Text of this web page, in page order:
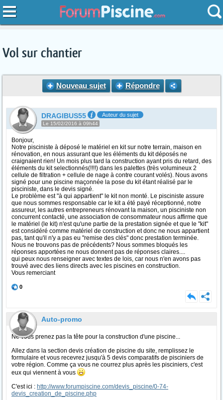
Vol sur chantier
Nouveau sujet Répondre
DRAGIBUS55 Auteur du sujet
Le 15/02/2016 à 09h44
Bonjour,
Notre pisciniste à déposé le matériel en kit sur notre terrain, maison en
rénovation, en nous assurant que les éléments du kit déposés ne
craignaient rien! Un mois plus tard la construction ayant pris du retard, des
éléments du kit selectionnés(!!!!) dans les palettes (très volumineux 2
cellule de filtration + cellule de nage à contre courant volés). Nous avons
signé pour une piscine maçonnée la pose du kit étant réalisé par le
pisciniste, dans le devis signé.
Le problème est "à qui appartient" le kit non monté. Le pisciniste assure
que nous sommes responsable car le kit a été payé réceptionné, notre
assureur, les autres entrepreneurs rénovant la maison, un pisciniste non
concurrent contacté, une association de consommateur nous affirme que
le matériel (le kit) n'est qu'une partie de la prestation signée et que le "kit"
est considéré comme matériel de construction et donc ne nous appartient
pas, tant qu'il n'y a pas eu "remise des clés" donc prestation terminée.
Nous ne trouvons pas de précédents? Nous sommes bloqués les
réponses apportées ne nous donnent pas de réponses claires....
qui peux nous renseigner avec textes de lois, car nous n'en avons pas
trouvé avec des liens directs avec les piscines en construction.
Vous remerciant
0
Auto-promo
Ne vous prenez pas la tête pour la construction d'une piscine...
Allez dans la section devis création de piscine du site, remplissez le
formulaire et vous recevrez jusqu'à 5 devis comparatifs de pisciniers de
votre région. Comme ça vous ne courrez plus après les pisciniers, c'est
eux qui viennent à vous
C'est ici : http://www.forumpiscine.com/devis_piscine/0-74-
devis_creation_de_piscine.php